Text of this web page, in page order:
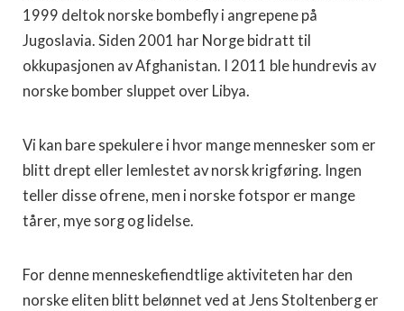
1999 deltok norske bombefly i angrepene på
Jugoslavia. Siden 2001 har Norge bidratt til
okkupasjonen av Afghanistan. I 2011 ble hundrevis av
norske bomber sluppet over Libya.
Vi kan bare spekulere i hvor mange mennesker som er
blitt drept eller lemlestet av norsk krigføring. Ingen
teller disse ofrene, men i norske fotspor er mange
tårer, mye sorg og lidelse.
For denne menneskefiendtlige aktiviteten har den
norske eliten blitt belønnet ved at Jens Stoltenberg er